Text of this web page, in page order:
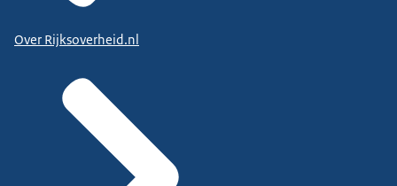
Over Rijksoverheid.nl